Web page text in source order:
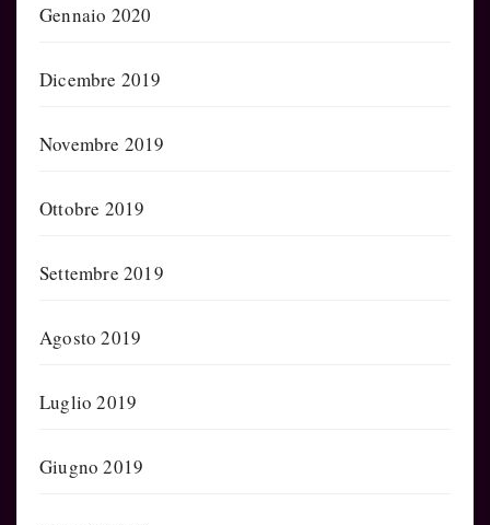
Gennaio 2020
Dicembre 2019
Novembre 2019
Ottobre 2019
Settembre 2019
Agosto 2019
Luglio 2019
Giugno 2019